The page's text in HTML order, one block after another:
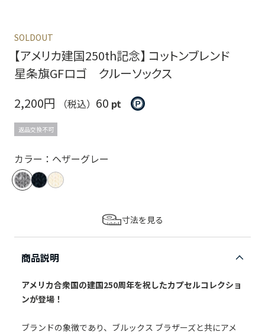
SOLDOUT
【アメリカ建国250th記念】 コットンブレンド
星条旗GFロゴ クルーソックス
2,200円
（税込） 60 pt
返品交換不可
カラー：ヘザーグレー
寸法を見る
商品説明
アメリカ合衆国の建国250周年を祝したカプセルコレクショ
ンが登場！
ブランドの象徴であり、ブルックス ブラザーズと共にアメ